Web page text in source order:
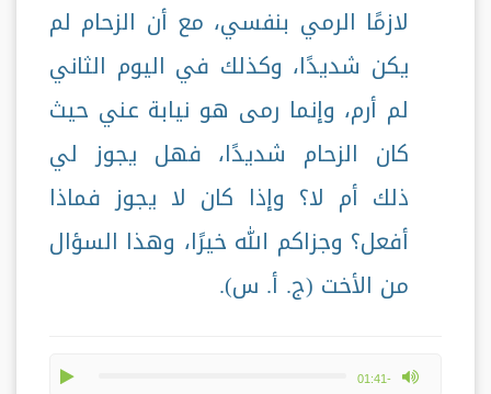
لازمًا الرمي بنفسي، مع أن الزحام لم
يكن شديدًا، وكذلك في اليوم الثاني
لم أرم، وإنما رمى هو نيابة عني حيث
كان الزحام شديدًا، فهل يجوز لي
ذلك أم لا؟ وإذا كان لا يجوز فماذا
أفعل؟ وجزاكم الله خيرًا، وهذا السؤال
من الأخت (ج. أ. س).
-01:41
max volume